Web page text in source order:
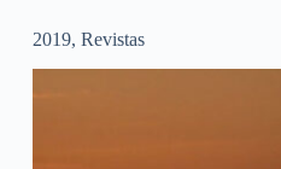
2019, Revistas